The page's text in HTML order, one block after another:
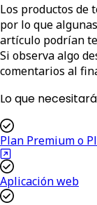
Los productos de
por lo que
artículo podrían
Si observa algo
comentarios al
Lo que
Plan Premium o
Aplicación web